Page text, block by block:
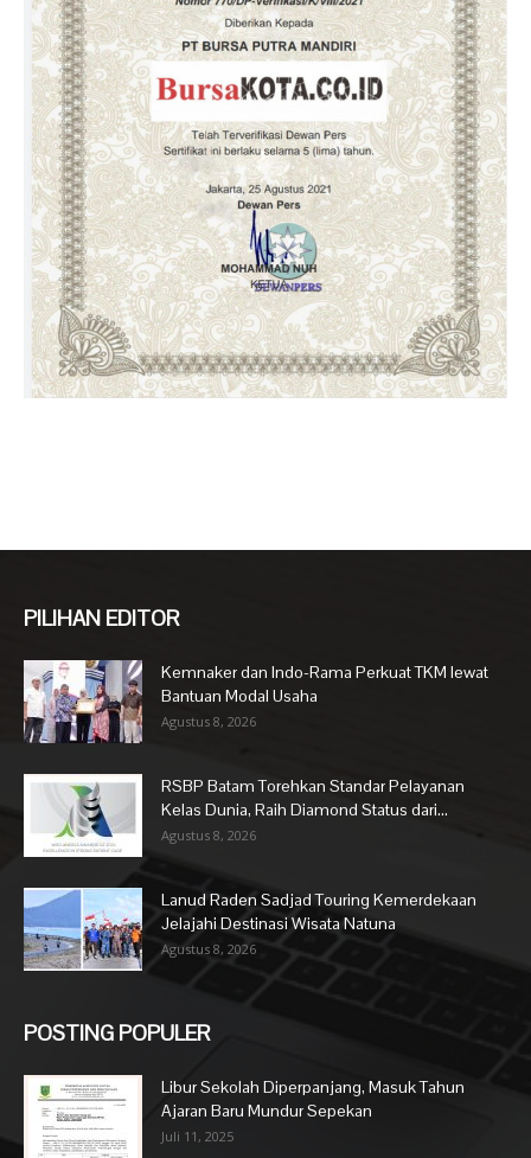
PILIHAN EDITOR
Kemnaker dan Indo-Rama Perkuat TKM lewat
Bantuan Modal Usaha
Agustus 8, 2026
RSBP Batam Torehkan Standar Pelayanan
Kelas Dunia, Raih Diamond Status dari...
Agustus 8, 2026
Lanud Raden Sadjad Touring Kemerdekaan
Jelajahi Destinasi Wisata Natuna
Agustus 8, 2026
POSTING POPULER
Libur Sekolah Diperpanjang, Masuk Tahun
Ajaran Baru Mundur Sepekan
Juli 11, 2025